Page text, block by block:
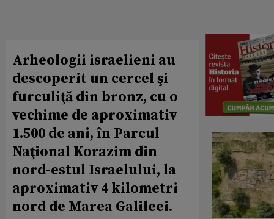
Arheologii israelieni au
descoperit un cercel şi
furculiţă din bronz, cu o
vechime de aproximativ
1.500 de ani, în Parcul
Naţional Korazim din
nord-estul Israelului, la
aproximativ 4 kilometri
nord de Marea Galileei.